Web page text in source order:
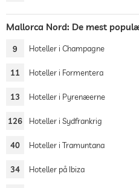
Mallorca Nord: De mest
9 Hoteller i Champagne
11 Hoteller i Formentera
13 Hoteller i Pyrenæerne
126 Hoteller i Sydfrankrig
40 Hoteller i Tramuntana
34 Hoteller på Ibiza